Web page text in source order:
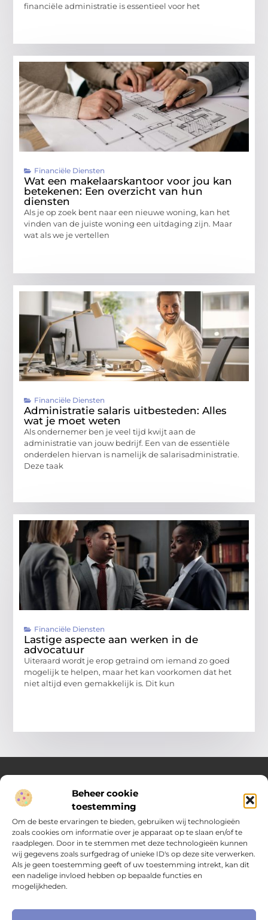
Beheer cookie
toestemming
Om de beste ervaringen te bieden, gebruiken wij technologieën
zoals cookies om informatie over je apparaat op te slaan en/of te
raadplegen. Door in te stemmen met deze technologieën kunnen
wij gegevens zoals surfgedrag of unieke ID's op deze site verwerken.
Als je geen toestemming geeft of uw toestemming intrekt, kan dit
een nadelige invloed hebben op bepaalde functies en
mogelijkheden.
financiële administratie is essentieel voor het
Financiële Diensten
Wat een makelaarskantoor voor jou kan
betekenen: Een overzicht van hun
diensten
Als je op zoek bent naar een nieuwe woning, kan het
vinden van de juiste woning een uitdaging zijn. Maar
wat als we je vertellen
Financiële Diensten
Administratie salaris uitbesteden: Alles
wat je moet weten
Als ondernemer ben je veel tijd kwijt aan de
administratie van jouw bedrijf. Een van de essentiële
onderdelen hiervan is namelijk de salarisadministratie.
Deze taak
Financiële Diensten
Lastige aspecte aan werken in de
advocatuur
Uiteraard wordt je erop getraind om iemand zo goed
mogelijk te helpen, maar het kan voorkomen dat het
niet altijd even gemakkelijk is. Dit kun
Over Compleet Zakelijk
Praktische inzichten voor slimme beslissingen
Laat je inspireren door diverse artikelen vol toepasbare tips,
heldere inzichten en frisse perspectieven. Alles wat je nodig
hebt om met vertrouwen en overzicht keuzes te maken in het
dagelijks leven en werk.